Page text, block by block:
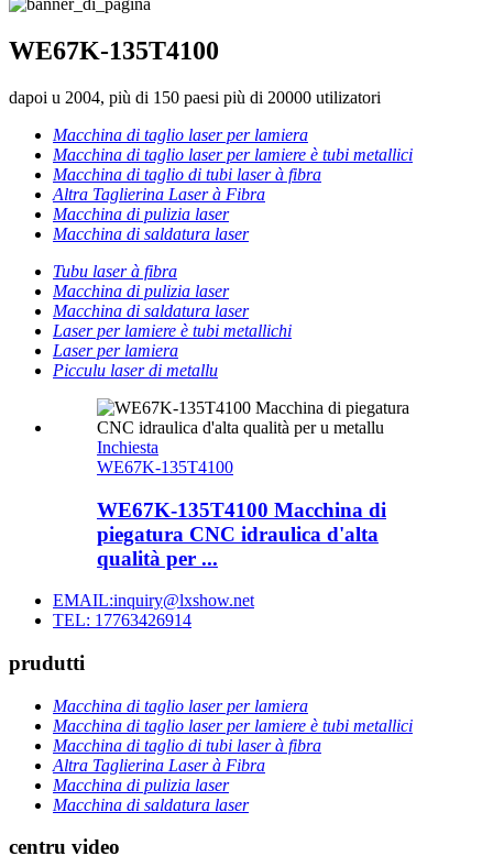
WE67K-135T4100
dapoi u 2004, più di 150 paesi più di 20000 utilizatori
Macchina di taglio laser per lamiera
Macchina di taglio laser per lamiere è tubi metallici
Macchina di taglio di tubi laser à fibra
Altra Taglierina Laser à Fibra
Macchina di pulizia laser
Macchina di saldatura laser
Tubu laser à fibra
Macchina di pulizia laser
Macchina di saldatura laser
Laser per lamiere è tubi metallichi
Laser per lamiera
Picculu laser di metallu
Inchiesta
WE67K-135T4100
WE67K-135T4100 Macchina di
piegatura CNC idraulica d'alta
qualità per ...
EMAIL:inquiry@lxshow.net
TEL: 17763426914
prudutti
Macchina di taglio laser per lamiera
Macchina di taglio laser per lamiere è tubi metallici
Macchina di taglio di tubi laser à fibra
Altra Taglierina Laser à Fibra
Macchina di pulizia laser
Macchina di saldatura laser
centru video